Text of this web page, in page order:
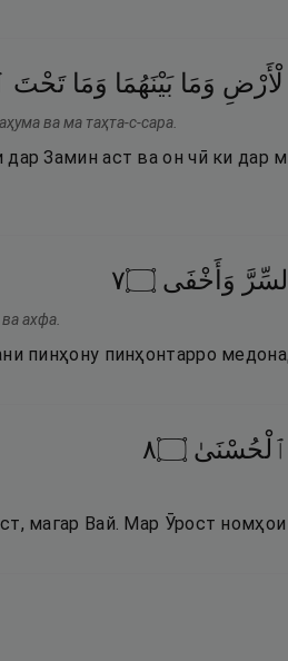
وَمَا بَيْنَهُمَا وَمَا تَحْتَ
ва ма таҳта-с-сара.
Замин аст ва он чӣ ки дар
وَأَخْفَى ۝٧
ахфа.
пинҳону пинҳонтарро
ٱلْحُسْنَىٰ ۝٨
магар Вай. Мар Ӯрост номҳои